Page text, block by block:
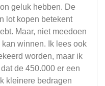
geluk hebben. De
lot kopen betekent
Maar, niet meedoen
winnen. Ik lees ook
worden, maar ik
de 450.000 er een
kleinere bedragen